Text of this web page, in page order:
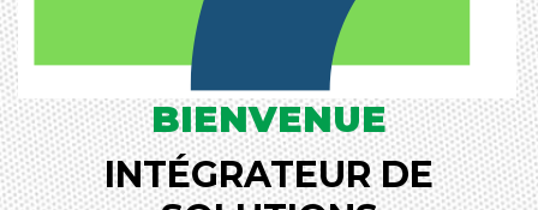
BIENVENUE
INTÉGRATEUR DE